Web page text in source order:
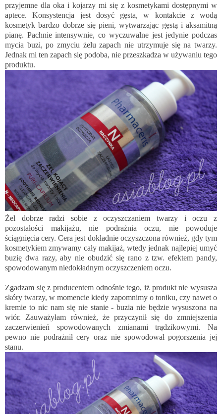
przyjemne dla oka i kojarzy mi się z kosmetykami dostępnymi w
aptece. Konsystencja jest dosyć gęsta, w kontakcie z wodą
kosmetyk bardzo dobrze się pieni, wytwarzając gęstą i aksamitną
pianę. Pachnie intensywnie, co wyczuwalne jest jedynie podczas
mycia buzi, po zmyciu żelu zapach nie utrzymuje się na twarzy.
Jednak mi ten zapach się podoba, nie przeszkadza w używaniu tego
produktu.
Żel dobrze radzi sobie z oczyszczaniem twarzy i oczu z
pozostałości makijażu, nie podrażnia oczu, nie powoduje
ściągnięcia cery. Cera jest dokładnie oczyszczona również, gdy tym
kosmetykiem zmywamy cały makijaż, wtedy jednak najlepiej umyć
buzię dwa razy, aby nie obudzić się rano z tzw. efektem pandy,
spowodowanym niedokładnym oczyszczeniem oczu.
Zgadzam się z producentem odnośnie tego, iż produkt nie wysusza
skóry twarzy, w momencie kiedy zapomnimy o toniku, czy nawet o
kremie to nic nam się nie stanie - buzia nie będzie wysuszona na
wiór. Zauważyłam również, że przyczynił się do zmniejszenia
zaczerwienień spowodowanych zmianami trądzikowymi. Na
pewno nie podrażnił cery oraz nie spowodował pogorszenia jej
stanu.